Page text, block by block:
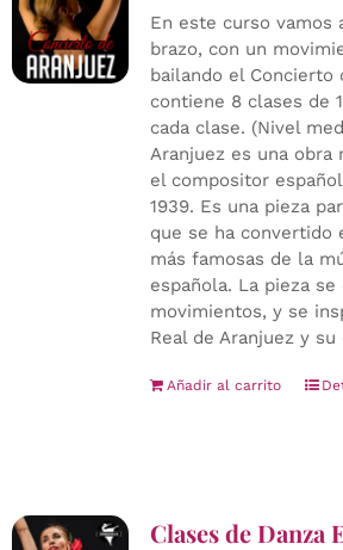
En este curso vamos
brazo, con un
bailando el Concierto
contiene 8 clases de
cada clase. (Nivel
Aranjuez es una obra
el compositor
1939. Es una pieza
que se ha convertido
más famosas de la
española. La pieza
movimientos, y se
Real de Aranjuez y
Añadir al carrito
Clases de Danza